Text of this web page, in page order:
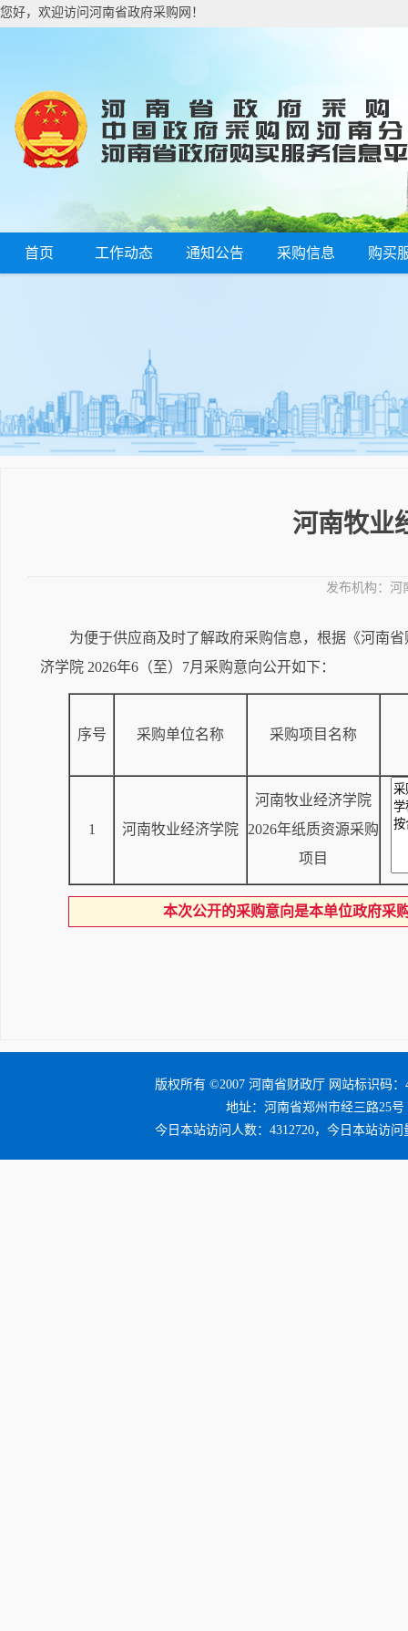
您好，欢迎访问河南省政府采购网！
首页 工作动态 通知公告 采购信息 购买
河南牧业
发布机构： 河
为便于供应商及时了解政府采购信息，根据《河南
济学院 2026年6（至）7月采购意向公开如下：
序号 采购单位名称 采购项目名称
1 河南牧业经济学院
河南牧业经济学院
2026年纸质资源采购
项目
本次公开的采购意向是本单位政府采
版权所有 ©2007 河南省财政厅 网站标识码：
地址：河南省郑州市经三路25号
今日本站访问人数：4312720，今日本站访问